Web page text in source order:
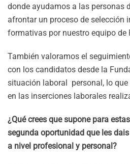
donde ayudamos a las personas
afrontar un proceso de selección
formativas por nuestro equipo de
También valoramos el
con los candidatos desde la
situación laboral personal, lo que
en las inserciones laborales
¿Qué crees que supone para
segunda oportunidad que les
a nivel profesional y personal?